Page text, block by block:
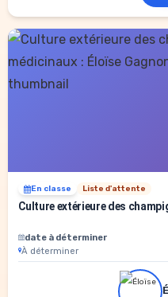
En classe Liste d'attente
Culture extérieure des
date à déterminer
À déterminer